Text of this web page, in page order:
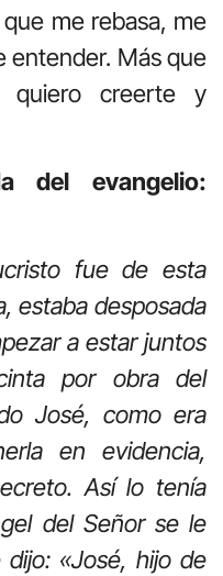
me rebasa, me
entender. Más que
quiero creerte y
del evangelio:
fue de esta
estaba desposada
a estar juntos
por obra del
José, como era
en evidencia,
Así lo tenía
del Señor se le
«José, hijo de